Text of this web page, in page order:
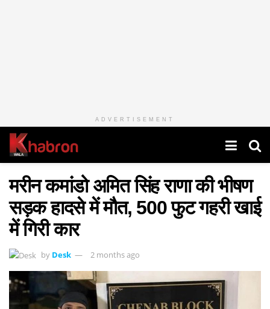
ADVERTISEMENT
मरीन कमांडो अमित सिंह राणा की भीषण
सड़क हादसे में मौत, 500 फुट गहरी खाई
में गिरी कार
by Desk 2 months ago